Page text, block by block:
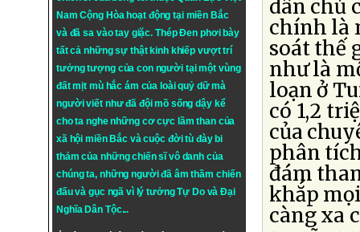
Nam Cộng Hòa hoạt động tại miền Bắc
và đã sa vào tay giặc. Thép Đen phơi bày
tất cả những sự thật kinh khiếp vượt trí
tưởng tượng của con người tại một vùng
đất mịt mù hắc ám của loài quỷ dữ mà
người viết như đã đội mồ sống dậy kể
cho ta nghe những cơ cực lầm than của
xã hội miền Bắc và cuộc đời tù đày bi
thảm của những chiến sĩ vô danh của
chúng ta, những người đã âm thầm chiến
đấu và gục ngã vì lý tưởngTự DovàĐại
Nghĩa Dân Tộc...
dân chủ
chính là
soát thế
như là
loạn ở
có 1,2
của
phân
đám
khắp
càng xa